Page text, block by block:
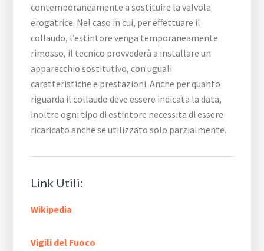
contemporaneamente a sostituire la valvola
erogatrice. Nel caso in cui, per effettuare il
collaudo, l’estintore venga temporaneamente
rimosso, il tecnico provvederà a installare un
apparecchio sostitutivo, con uguali
caratteristiche e prestazioni. Anche per quanto
riguarda il collaudo deve essere indicata la data,
inoltre ogni tipo di estintore necessita di essere
ricaricato anche se utilizzato solo parzialmente.
Link Utili:
Wikipedia
Vigili del Fuoco